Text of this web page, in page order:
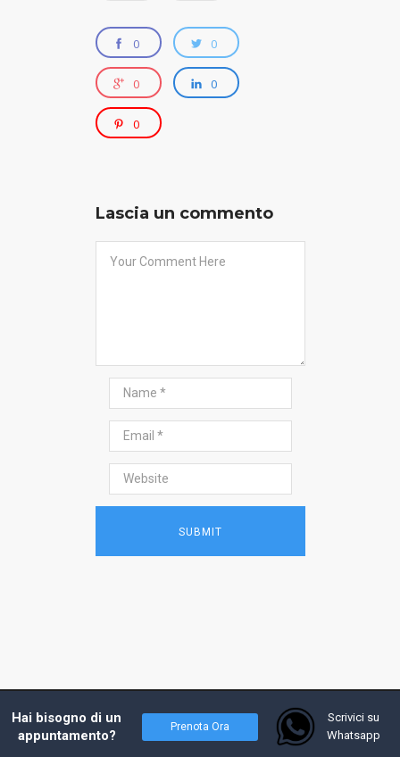
0 0
0 0
0
Lascia un commento
2017 - Prof. Andrea Costanzo, tutti i diritti
riservati - Powered byW4Y
Hai bisogno di un
appuntamento?
Prenota Ora
Scrivici su
Whatsapp